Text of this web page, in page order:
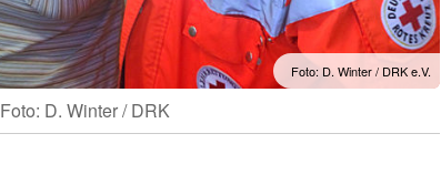
Foto: D. Winter / DRK e.V.
Foto: D. Winter / DRK